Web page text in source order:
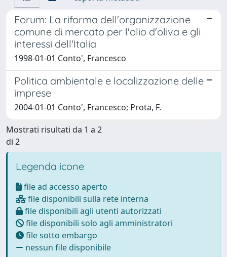
Forum: La riforma dell'organizzazione
comune di mercato per l'olio d'oliva e gli
interessi dell'Italia
1998-01-01 Conto', Francesco
Politica ambientale e localizzazione delle
imprese
2004-01-01 Conto', Francesco; Prota, F.
Mostrati risultati da 1 a 2
di 2
Legenda icone
file ad accesso aperto
file disponibili sulla rete interna
file disponibili agli utenti autorizzati
file disponibili solo agli amministratori
file sotto embargo
nessun file disponibile